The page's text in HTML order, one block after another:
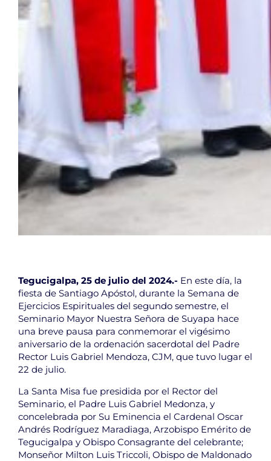
Tegucigalpa, 25 de julio del 2024.- En este día, la
fiesta de Santiago Apóstol, durante la Semana de
Ejercicios Espirituales del segundo semestre, el
Seminario Mayor Nuestra Señora de Suyapa hace
una breve pausa para conmemorar el vigésimo
aniversario de la ordenación sacerdotal del Padre
Rector Luis Gabriel Mendoza, CJM, que tuvo lugar el
22 de julio.
La Santa Misa fue presidida por el Rector del
Seminario, el Padre Luis Gabriel Medonza, y
concelebrada por Su Eminencia el Cardenal Oscar
Andrés Rodríguez Maradiaga, Arzobispo Emérito de
Tegucigalpa y Obispo Consagrante del celebrante;
Monseñor Milton Luis Triccoli, Obispo de Maldonado